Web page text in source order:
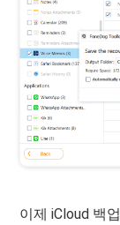
이제 iCloud 백